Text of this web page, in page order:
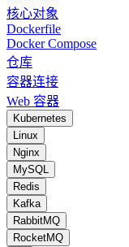
核心对象
Dockerfile
Docker Compose
仓库
容器连接
Web 容器
Kubernetes
Linux
Nginx
MySQL
Redis
Kafka
RabbitMQ
RocketMQ